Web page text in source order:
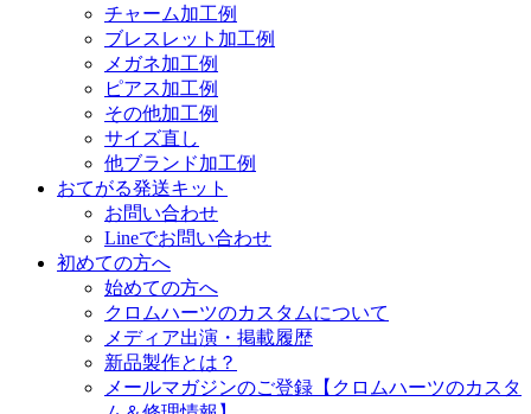
チャーム加工例
ブレスレット加工例
メガネ加工例
ピアス加工例
その他加工例
サイズ直し
他ブランド加工例
おてがる発送キット
お問い合わせ
Lineでお問い合わせ
初めての方へ
始めての方へ
クロムハーツのカスタムについて
メディア出演・掲載履歴
新品製作とは？
メールマガジンのご登録【クロムハーツのカスタ